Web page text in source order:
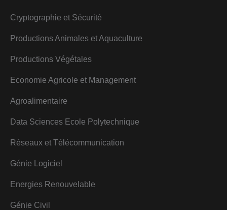
Cryptographie et Sécurité
Productions Animales et Aquaculture
Productions Végétales
Economie Agricole et Management
Agroalimentaire
Data Sciences Ecole Polytechnique
Réseaux et Télécommunication
Génie Logiciel
Energies Renouvelable
Génie Civil